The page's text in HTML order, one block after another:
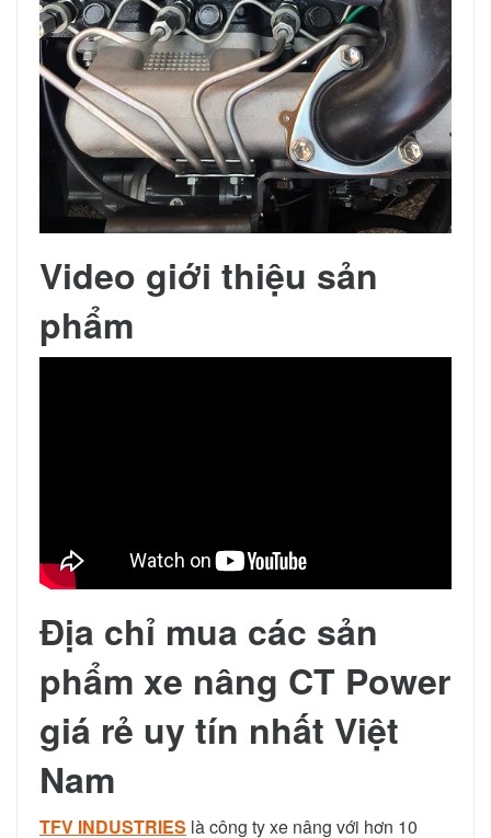
Video giới thiệu sản
phẩm
Địa chỉ mua các sản
phẩm xe nâng CT Power
giá rẻ uy tín nhất Việt
Nam
TFV INDUSTRIES là công ty xe nâng với hơn 10